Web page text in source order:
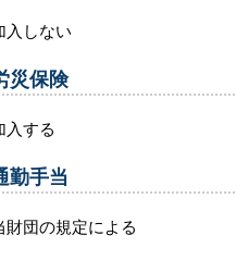
入しない
災保険
入する
勤手当
財団の規定による